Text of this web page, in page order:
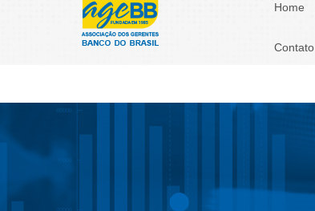
Home
Contato